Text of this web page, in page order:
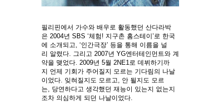
필리핀에서 가수와 배우로 활동했던 산다라박
은 2004년 SBS ‘체험! 지구촌 홈스테이’로 한국
에 소개되고, ‘인간극장’ 등을 통해 이름을 널
리 알렸다. 그리고 2007년 YG엔터테인먼트와 계
약을 맺었다. 2009년 5월 2NE1로 데뷔하기까
지 언제 기회가 주어질지 모르는 기다림의 나날
이었다. 잊혀질지도 모르고, 안 될지도 모르
는, 당연하다고 생각했던 재능이 있는지 없는지
조차 의심하게 되던 나날이었다.